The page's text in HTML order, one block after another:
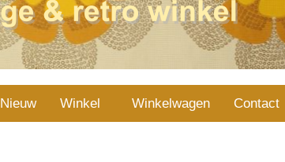
Nieuw Winkel Winkelwagen Contact